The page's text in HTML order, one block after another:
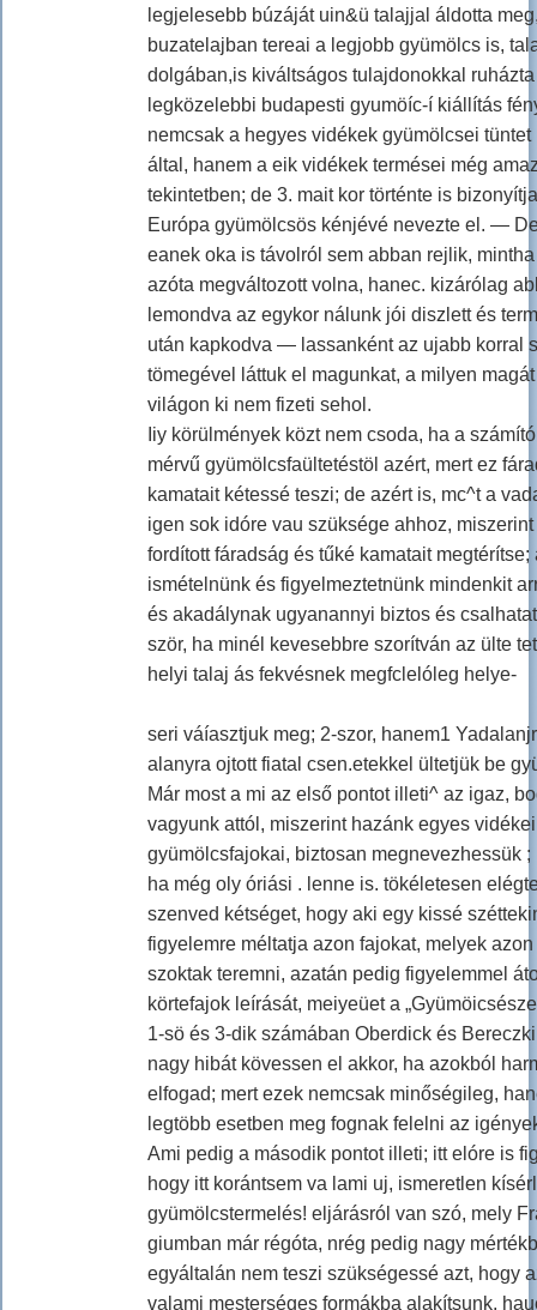
legjelesebb búzáját uin&ü talajjal áldotta
buzatelajban tereai a legjobb gyümölcs is,
dolgában,is kiváltságos tulajdonokkal
legközelebbi budapesti gyumöíc-í kiállítás
nemcsak a hegyes vidékek gyümölcsei
által, hanem a eik vidékek termései még
tekintetben; de 3. mait kor történte is
Európa gyümölcsös kénjévé nevezte el. —
eanek oka is távolról sem abban rejlik,
azóta megváltozott volna, hanec. kizárólag
lemondva az egykor nálunk jói diszlett és
után kapkodva — lassanként az ujabb korral
tömegével láttuk el magunkat, a milyen
világon ki nem fizeti sehol.
Iiy körülmények közt nem csoda, ha a
mérvű gyümölcsfaültetéstöl azért, mert ez
kamatait kétessé teszi; de azért is, mc^t a
igen sok idóre vau szüksége ahhoz,
fordított fáradság és tűké kamatait
ismételnünk és figyelmeztetnünk mindenkit
és akadálynak ugyanannyi biztos és
ször, ha minél kevesebbre szorítván az ülte
helyi talaj ás fekvésnek megfclelóleg helye-
seri váíasztjuk meg; 2-szor, hanem1
alanyra ojtott fiatal csen.etekkel ültetjük be
Már most a mi az első pontot illeti^ az igaz,
vagyunk attól, miszerint hazánk egyes
gyümölcsfajokai, biztosan megnevezhessük
ha még oly óriási . lenne is. tökéletesen
szenved kétséget, hogy aki egy kissé
figyelemre méltatja azon fajokat, melyek
szoktak teremni, azatán pedig figyelemmel
körtefajok leírását, meiyeüet a
1-sö és 3-dik számában Oberdick és
nagy hibát kövessen el akkor, ha azokból
elfogad; mert ezek nemcsak minőségileg,
legtöbb esetben meg fognak felelni az
Ami pedig a második pontot illeti; itt elóre is
hogy itt korántsem va lami uj, ismeretlen
gyümölcstermelés! eljárásról van szó, mely
giumban már régóta, nrég pedig nagy
egyáltalán nem teszi szükségessé azt, hogy
valami mesterséges formákba alakítsunk,